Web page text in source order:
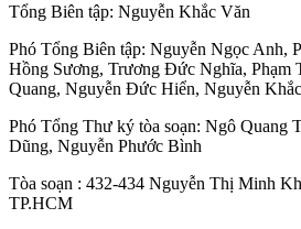
Tổng Biên tập: Nguyễn Khắc Văn
Phó Tổng Biên tập: Nguyễn Ngọc Anh,
Hồng Sương, Trương Đức Nghĩa, Phạm
Quang, Nguyễn Đức Hiển, Nguyễn
Phó Tổng Thư ký tòa soạn: Ngô Quang
Dũng, Nguyễn Phước Bình
Tòa soạn : 432-434 Nguyễn Thị Minh
TP.HCM